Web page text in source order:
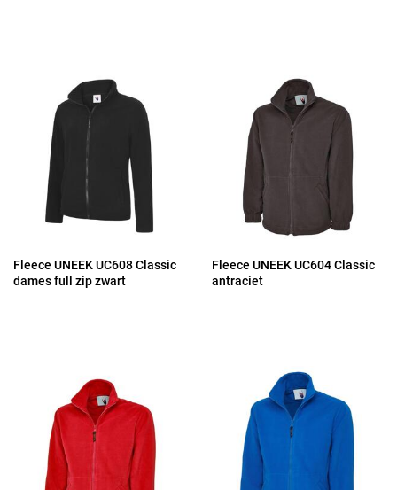
Fleece UNEEK UC608 Classic
dames full zip zwart
Fleece UNEEK UC604 Classic
antraciet